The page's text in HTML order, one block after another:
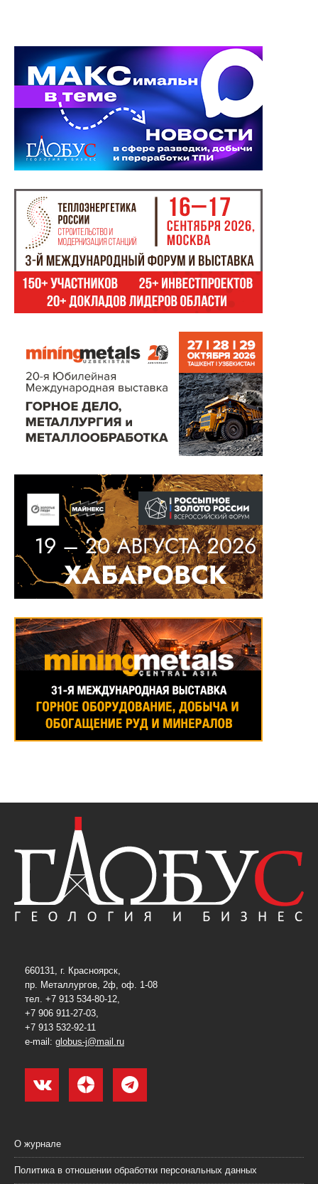
660131, г. Красноярск,
пр. Металлургов, 2ф, оф. 1-08
тел. +7 913 534-80-12,
+7 906 911-27-03,
+7 913 532-92-11
e-mail: globus-j@mail.ru
О журнале
Политика в отношении обработки персональных данных